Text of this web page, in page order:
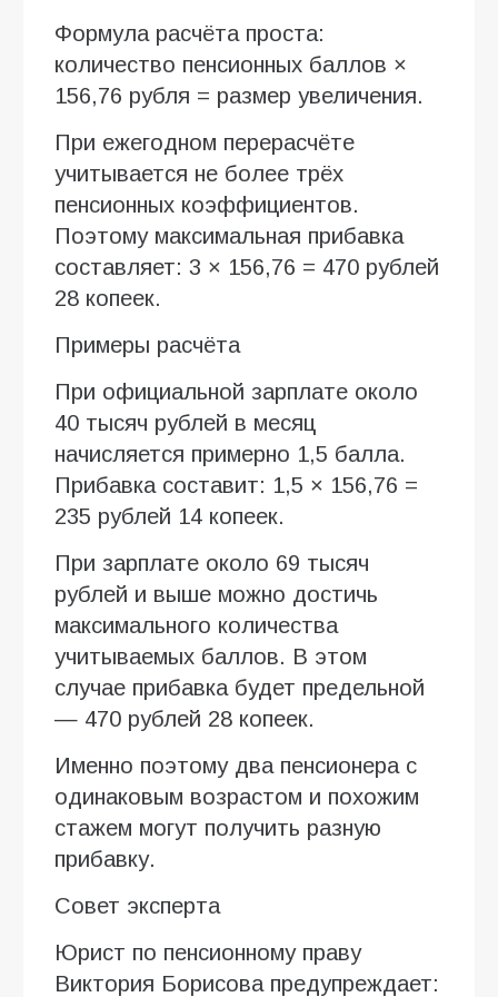
Формула расчёта проста:
количество пенсионных баллов ×
156,76 рубля = размер увеличения.
При ежегодном перерасчёте
учитывается не более трёх
пенсионных коэффициентов.
Поэтому максимальная прибавка
составляет: 3 × 156,76 = 470 рублей
28 копеек.
Примеры расчёта
При официальной зарплате около
40 тысяч рублей в месяц
начисляется примерно 1,5 балла.
Прибавка составит: 1,5 × 156,76 =
235 рублей 14 копеек.
При зарплате около 69 тысяч
рублей и выше можно достичь
максимального количества
учитываемых баллов. В этом
случае прибавка будет предельной
— 470 рублей 28 копеек.
Именно поэтому два пенсионера с
одинаковым возрастом и похожим
стажем могут получить разную
прибавку.
Совет эксперта
Юрист по пенсионному праву
Виктория Борисова предупреждает: